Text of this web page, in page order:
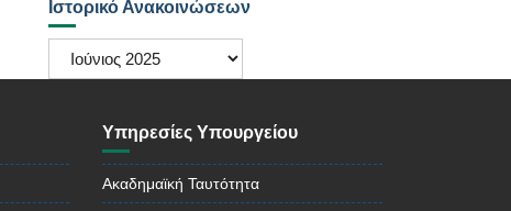
Ιστορικό Ανακοινώσεων
Ιστορικό
Ανακοινώσεων
Υπηρεσίες Υπουργείου
Ακαδημαϊκή Ταυτότητα